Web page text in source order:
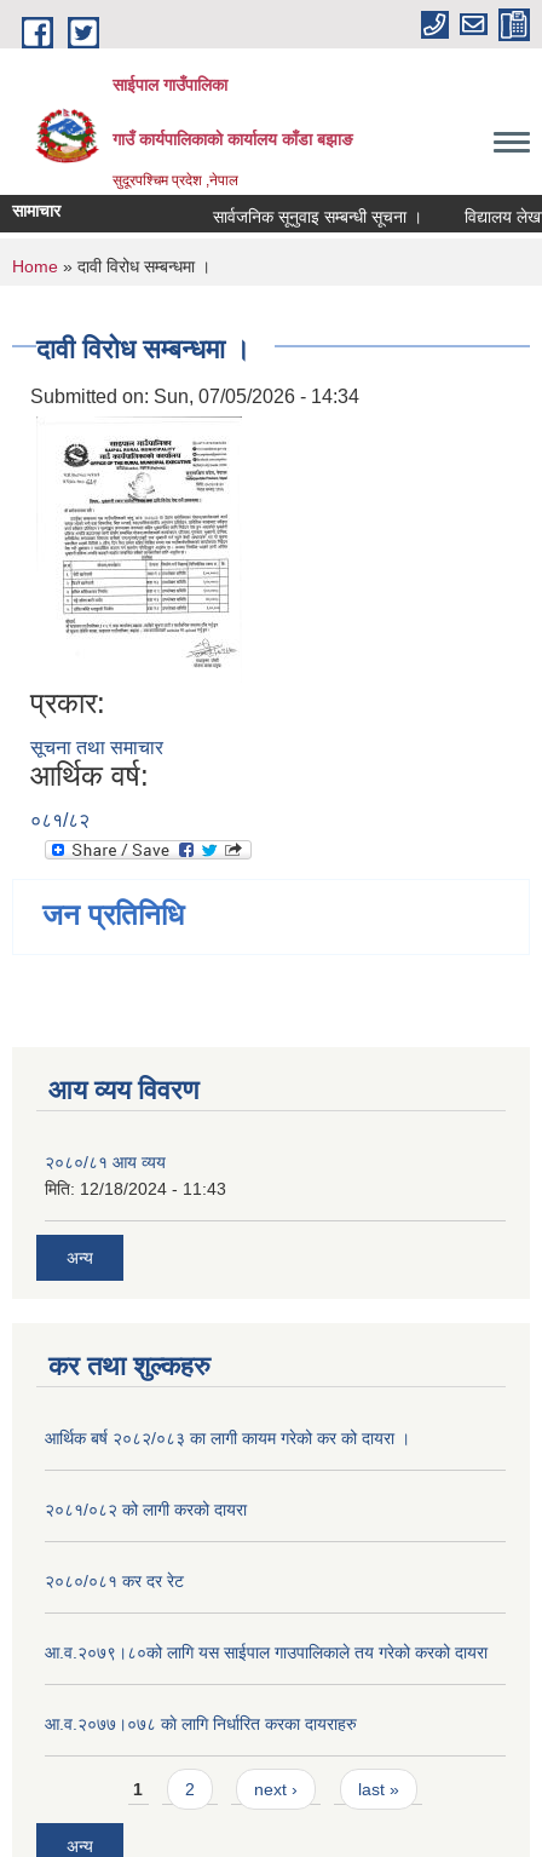
Skip to main content
साईपाल गाउँपालिका
गाउँ कार्यपालिकाकाे कार्यालय काँडा बझाङ
सुदूरपश्चिम प्रदेश ,नेपाल
सामाचार सार्वजनिक सूनुवाइ सम्बन्धी सूचना । विद्यालय
You are here
Home » दावी विरोध सम्बन्धमा ।
दावी विरोध सम्बन्धमा ।
Submitted on: Sun, 07/05/2026 - 14:34
प्रकार:
सूचना तथा समाचार
आर्थिक वर्ष:
०८१/८२
जन प्रतिनिधि
आय व्यय विवरण
२०८०/८१ आय व्यय
मिति: 12/18/2024 - 11:43
अन्य
कर तथा शुल्कहरु
आर्थिक बर्ष २०८२/०८३ का लागी कायम गरेको कर को दायरा ।
२०८१/०८२ को लागी करको दायरा
२०८०/०८१ कर दर रेट
आ.व.२०७९।८०को लागि यस साईपाल गाउपालिकाले तय गरेको करको दायरा
आ‍.व.२०७७।०७८ काे लागि निर्धारित करका दायराहरु
Pages1 2 next › last »
अन्य